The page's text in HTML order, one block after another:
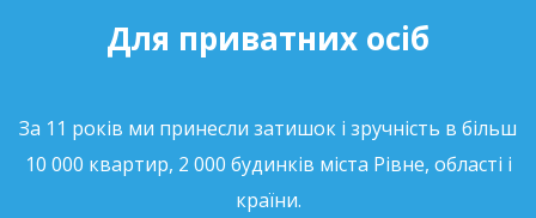
Для приватних осіб
За 11 років ми принесли затишок і зручність в більш
10 000 квартир, 2 000 будинків міста Рівне, області і
країни.